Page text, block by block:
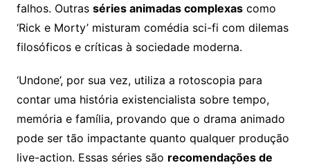
falhos. Outras séries animadas complexascomo
‘Rick e Morty’ misturam comédia sci-fi com dilemas
filosóficos e críticas à sociedade moderna.
‘Undone’, por sua vez, utiliza a rotoscopia para
contar uma história existencialista sobre tempo,
memória e família, provando que o drama animado
pode ser tão impactante quanto qualquer produção
live-action. Essas séries são recomendações de